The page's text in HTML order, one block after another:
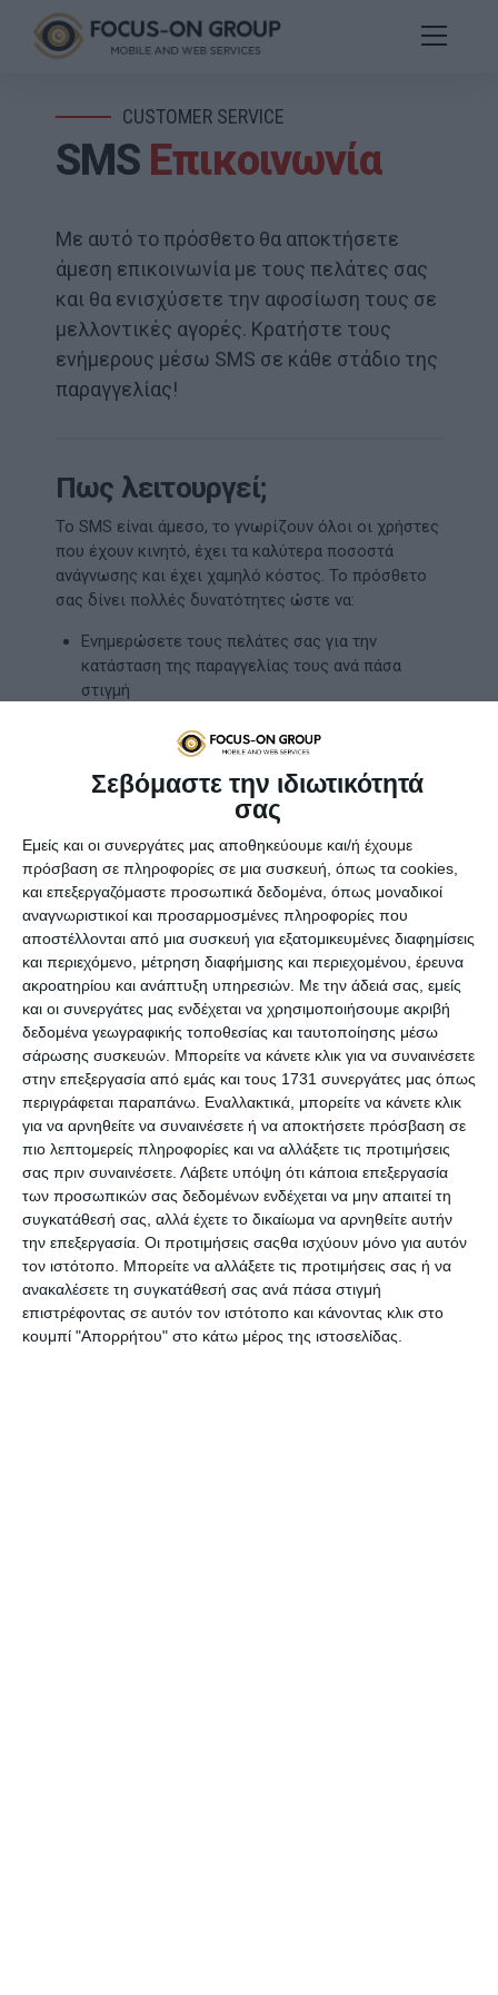
Σεβόμαστε την ιδιωτικότητά
σας
Εμείς και οι συνεργάτες μας αποθηκεύουμε και/ή έχουμε
πρόσβαση σε πληροφορίες σε μια συσκευή, όπως τα cookies,
και επεξεργαζόμαστε προσωπικά δεδομένα, όπως μοναδικοί
αναγνωριστικοί και προσαρμοσμένες πληροφορίες που
αποστέλλονται από μια συσκευή για εξατομικευμένες διαφημίσεις
και περιεχόμενο, μέτρηση διαφήμισης και περιεχομένου, έρευνα
ακροατηρίου και ανάπτυξη υπηρεσιών. Με την άδειά σας, εμείς
και οι συνεργάτες μας ενδέχεται να χρησιμοποιήσουμε ακριβή
δεδομένα γεωγραφικής τοποθεσίας και ταυτοποίησης μέσω
σάρωσης συσκευών. Μπορείτε να κάνετε κλικ για να συναινέσετε
στην επεξεργασία από εμάς και τους 1731 συνεργάτες μας όπως
περιγράφεται παραπάνω. Εναλλακτικά, μπορείτε να κάνετε κλικ
για να αρνηθείτε να συναινέσετε ή να αποκτήσετε πρόσβαση σε
πιο λεπτομερείς πληροφορίες και να αλλάξετε τις προτιμήσεις
σας πριν συναινέσετε. Λάβετε υπόψη ότι κάποια επεξεργασία
των προσωπικών σας δεδομένων ενδέχεται να μην απαιτεί τη
συγκατάθεσή σας, αλλά έχετε το δικαίωμα να αρνηθείτε αυτήν
την επεξεργασία. Οι προτιμήσεις σαςθα ισχύουν μόνο για αυτόν
τον ιστότοπο. Μπορείτε να αλλάξετε τις προτιμήσεις σας ή να
ανακαλέσετε τη συγκατάθεσή σας ανά πάσα στιγμή
επιστρέφοντας σε αυτόν τον ιστότοπο και κάνοντας κλικ στο
κουμπί "Απορρήτου" στο κάτω μέρος της ιστοσελίδας.
CUSTOMER SERVICE
SMS Επικοινωνία
Με αυτό το πρόσθετο θα αποκτήσετε
άμεση επικοινωνία με τους πελάτες σας
και θα ενισχύσετε την αφοσίωση τους σε
μελλοντικές αγορές. Κρατήστε τους
ενήμερους μέσω SMS σε κάθε στάδιο της
παραγγελίας!
Πως λειτουργεί;
Το SMS είναι άμεσο, το γνωρίζουν όλοι οι χρήστες
που έχουν κινητό, έχει τα καλύτερα ποσοστά
ανάγνωσης και έχει χαμηλό κόστος. Το πρόσθετο
σας δίνει πολλές δυνατότητες ώστε να:
Ενημερώσετε τους πελάτες σας για την
κατάσταση της παραγγελίας τους ανά πάσα
στιγμή
στο eshop σας
Αυξήσετε τις πωλήσεις στέλνοντας μαζικές
καμπάνιες SMS
Αυξήσετε το ποσοστό μετατροπής
εγκαταλελειμμένων καλαθιών
Ενημερώσετε τους πελάτες σας για νέα
προϊόντα και εκπτώσεις
Κατηγοριοποιήσετε τους πελάτες σας και να
στέλνετε SMS με προτάσεις που τους
ενδιαφέρουν
Αναλύσετε την επιτυχία των καμπανιών και των
παραγγελιών σας με στατιστικά στοιχεία και
αναφορές.
* Θα χρειαστεί να δημιουργήσετε λογαριασμό
χρήστη στο https://www.labsmobile.com για αγορά
credits (μονάδων)